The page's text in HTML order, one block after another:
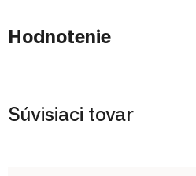
Hodnotenie
Súvisiaci tovar